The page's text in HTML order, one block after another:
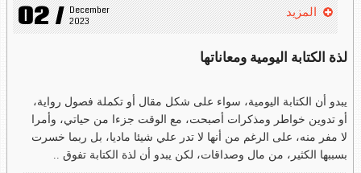
02 / December
2023
المزيد
لذة الكتابة اليومية ومعاناتها
يبدو أن الكتابة اليومية، سواء على شكل مقال أو تكملة فصول رواية،
أو تدوين خواطر ومذكرات أصبحت، مع الوقت جزءا من حياتي، وأمرا
لا مفر منه، على الرغم من أنها لا تدر علي شيئا ماديا، بل ربما خسرت
بسببها الكثير، من مال وصداقات، لكن يبدو أن لذة الكتابة تفوق ..